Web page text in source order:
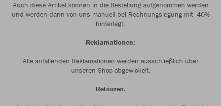
Auch diese Artikel können in die Bestellung aufgenommen werden
und werden dann von uns manuell bei Rechnungslegung mit -40%
hinterlegt.
Reklamationen:
Alle anfallenden Reklamationen werden ausschließlich über
unseren Shop abgewickelt.
Retouren: